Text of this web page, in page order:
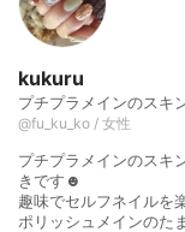
kukuru
プチプラメインのスキ
@fu_ku_ko / 女性
プチプラメインのスキ
きです☻
趣味でセルフネイル
ポリッシュメインのた